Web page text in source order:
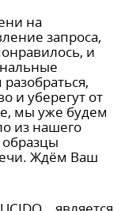
на
запроса,
и
и уберегут от
мы уже будем
из нашего
образцы
Ждём Ваш